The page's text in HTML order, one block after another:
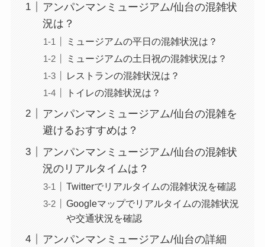
アンパンマンミュージアム/仙台の混雑状
況は？
ミュージアムの平日の混雑状況は？
ミュージアムの土日祝の混雑状況は？
レストランの混雑状況は？
トイレの混雑状況は？
アンパンマンミュージアム/仙台の混雑を
避けるおすすめは？
アンパンマンミュージアム/仙台の混雑状
況のリアルタイムは？
Twitterでリアルタイムの混雑状況を確認
Googleマップでリアルタイムの混雑状況
や交通状況を確認
アンパンマンミュージアム/仙台の詳細